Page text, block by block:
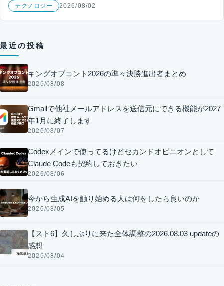
テクノロジー 2026/08/02
最近の投稿
キングオブコント2026の準々決勝進出者まとめ
2026/08/08
Gmailで他社メールアドレスを送信元にできる機能が2027
年1月に終了します
2026/08/07
Codexメインで使ってるけどセカンドオピニオンとして
Claude Codeも契約しておきたい
2026/08/06
今から生成AIを触り始める人は何をしたら良いのか
2026/08/05
【スト6】久しぶりに来た全体調整の2026.08.03 updateの
感想
2026/08/04